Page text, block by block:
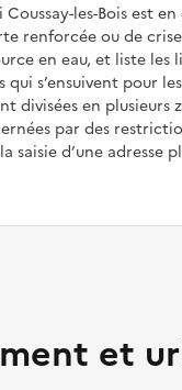
les-Bois est
renforcée ou de
en eau, et liste
s’ensuivent pour
divisées en plusieurs
par des
saisie d’une adresse
et